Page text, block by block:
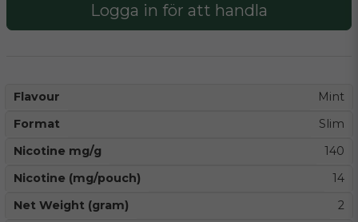
Logga in för att handla
Flavour
Mint
Format
Slim
Nicotine mg/g
140
Nicotine (mg/pouch)
14
Net Weight (gram)
2